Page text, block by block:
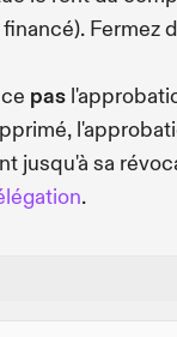
Fermez
pas
jusqu'à sa
.